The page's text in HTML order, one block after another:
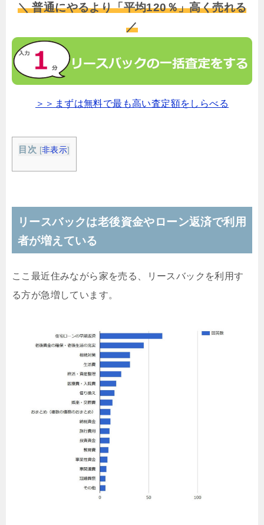
＼ 普通にやるより「平均120％」高く売れる
／
＞＞まずは無料で最も高い査定額をしらべる
目次 [非表示]
リースバックは老後資金やローン返済で利用
者が増えている
ここ最近住みながら家を売る、リースバックを利用す
る方が急増しています。